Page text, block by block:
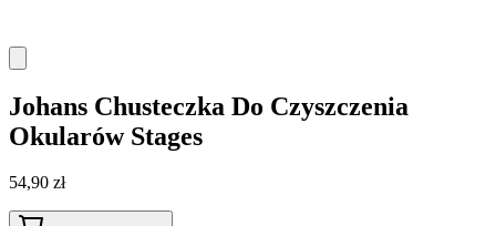
Johans Chusteczka Do Czyszczenia
Okularów Stages
54,90 zł